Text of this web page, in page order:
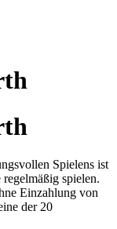
Spielens ist
spielen.
Einzahlung von
der 20